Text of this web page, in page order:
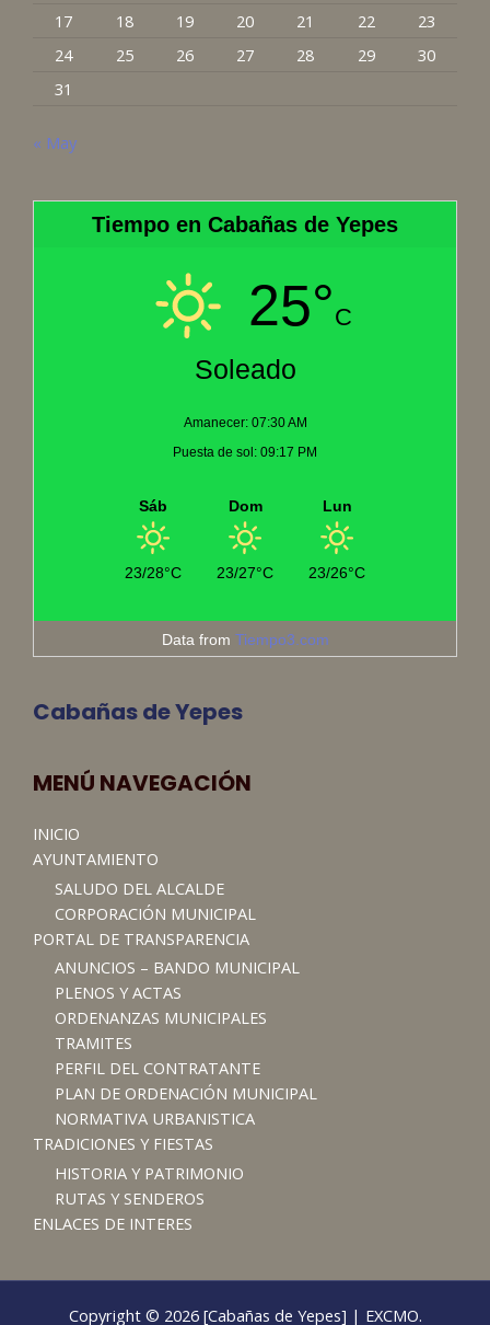
17
18 19 20 21 22
23
24
25 26 27 28 29
30
31
« May
Tiempo en Cabañas de Yepes
25°C
Soleado
Amanecer: 07:30 AM
Puesta de sol: 09:17 PM
Sáb
23/28°C
Dom
23/27°C
Lun
23/26°C
Data from Tiempo3.com
Cabañas de Yepes
MENÚ NAVEGACIÓN
INICIO
AYUNTAMIENTO
SALUDO DEL ALCALDE
CORPORACIÓN MUNICIPAL
PORTAL DE TRANSPARENCIA
ANUNCIOS – BANDO MUNICIPAL
PLENOS Y ACTAS
ORDENANZAS MUNICIPALES
TRAMITES
PERFIL DEL CONTRATANTE
PLAN DE ORDENACIÓN MUNICIPAL
NORMATIVA URBANISTICA
TRADICIONES Y FIESTAS
HISTORIA Y PATRIMONIO
RUTAS Y SENDEROS
ENLACES DE INTERES
Copyright © 2026 [Cabañas de Yepes] | EXCMO.